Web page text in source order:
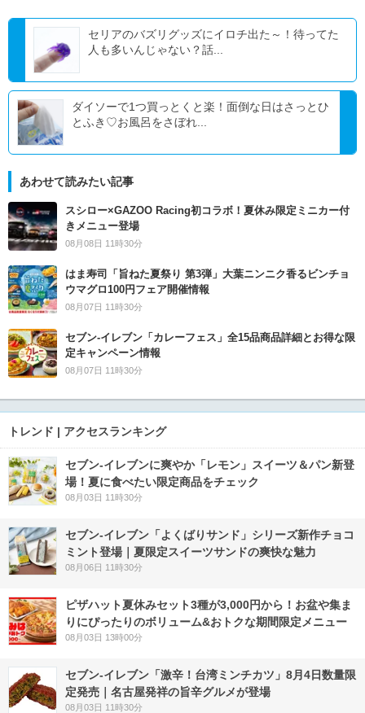
セリアのバズリグッズにイロチ出た～！待ってた
人も多いんじゃない？話...
ダイソーで1つ買っとくと楽！面倒な日はさっとひ
とふき♡お風呂をさぼれ...
あわせて読みたい記事
スシロー×GAZOO Racing初コラボ！夏休み限定ミニカー付
きメニュー登場
08月08日 11時30分
はま寿司「旨ねた夏祭り 第3弾」大葉ニンニク香るビンチョ
ウマグロ100円フェア開催情報
08月07日 11時30分
セブン‐イレブン「カレーフェス」全15品商品詳細とお得な限
定キャンペーン情報
08月07日 11時30分
トレンド | アクセスランキング
セブン‐イレブンに爽やか「レモン」スイーツ＆パン新登
場！夏に食べたい限定商品をチェック
08月03日 11時30分
セブン‐イレブン「よくばりサンド」シリーズ新作チョコ
ミント登場｜夏限定スイーツサンドの爽快な魅力
08月06日 11時30分
ピザハット夏休みセット3種が3,000円から！お盆や集ま
りにぴったりのボリューム&おトクな期間限定メニュー
08月03日 13時00分
セブン-イレブン「激辛！台湾ミンチカツ」8月4日数量限
定発売｜名古屋発祥の旨辛グルメが登場
08月03日 11時30分